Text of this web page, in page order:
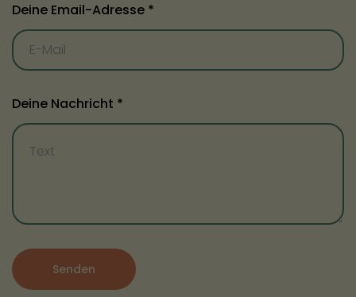
Deine Email-Adresse *
Deine Nachricht *
Senden